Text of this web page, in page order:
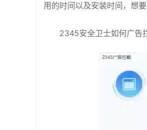
用的时间以及安装时间，想
2345安全卫士如何广告